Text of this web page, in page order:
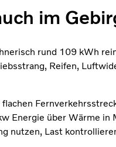
im
rund 109 kWh
Reifen,
Energie über Wärme
nutzen, Last